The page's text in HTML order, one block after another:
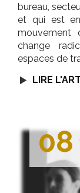
bureau,
et qui est
mouvement
change
espaces de
LIRE
08